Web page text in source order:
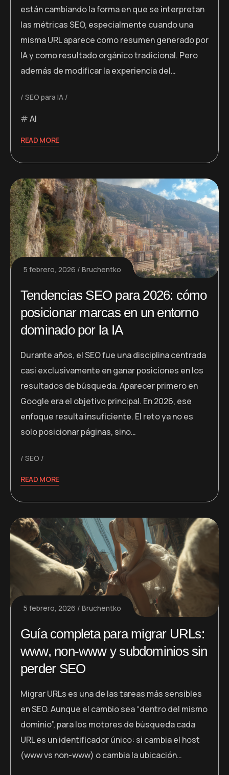
están cambiando la forma en que se interpretan
las métricas SEO, especialmente cuando una
misma URL aparece como resumen generado por
IA y como resultado orgánico tradicional. Pero
además de modificar la experiencia del…
SEO para IA
AI
READ MORE
5 febrero, 2026 Bruchentko
Tendencias SEO para 2026: cómo
posicionar marcas en un entorno
dominado por la IA
Durante años, el SEO fue una disciplina centrada
casi exclusivamente en ganar posiciones en los
resultados de búsqueda. Aparecer primero en
Google era el objetivo principal. En 2026, ese
enfoque resulta insuficiente. El reto ya no es
solo posicionar páginas, sino…
SEO
READ MORE
5 febrero, 2026 Bruchentko
Guía completa para migrar URLs:
www, non-www y subdominios sin
perder SEO
Migrar URLs es una de las tareas más sensibles
en SEO. Aunque el cambio sea “dentro del mismo
dominio”, para los motores de búsqueda cada
URL es un identificador único: si cambia el host
(www vs non-www) o cambia la ubicación…